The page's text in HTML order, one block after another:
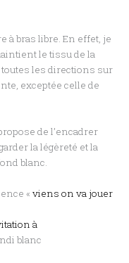
à bras libre. En effet, je
le tissu de la
les directions sur
exceptée celle de
de l’encadrer
la légèreté et la
blanc.
«viens on va jouer
à
blanc